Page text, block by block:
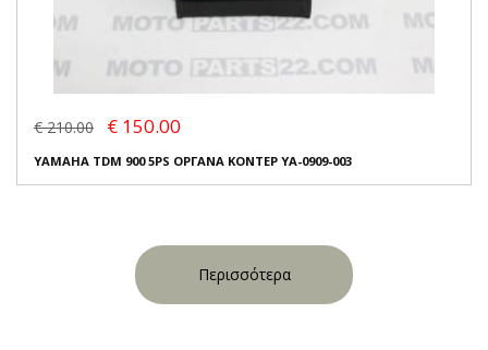
€ 210.00 € 150.00
YAMAHA TDM 900 5PS ΟΡΓΑΝΑ ΚΟΝΤΕΡ YA-0909-003
Περισσότερα